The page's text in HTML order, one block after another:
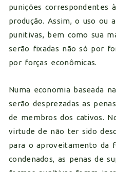
punições correspondentes
produção. Assim, o uso ou
punitivas, bem como sua
serão fixadas não só por
por forças econômicas.
Numa economia baseada
serão desprezadas as
de membros dos cativos.
virtude de não ter sido
para o aproveitamento da
condenados, as penas de